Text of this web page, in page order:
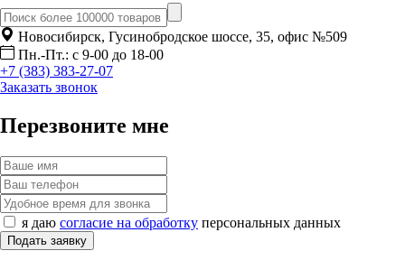
Новосибирск, Гусинобродское шоссе, 35, офис №509
Пн.-Пт.: с 9-00 до 18-00
+7 (383) 383-27-07
Заказать звонок
Перезвоните мне
я даю согласие на обработку персональных данных